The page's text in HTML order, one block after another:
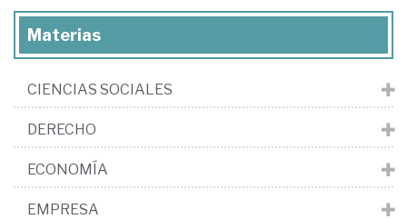
Materias
CIENCIAS SOCIALES
DERECHO
ECONOMÍA
EMPRESA